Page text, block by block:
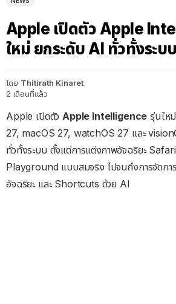
Apple เปิดตัว Apple
ใหม่ ยกระดับ AI ทั่วทั้งระ
โดย Thitirath Kinaret
2 เดือนที่แล้ว
Apple เปิดตัวApple Intelligence รุ่นให
27, macOS 27, watchOS 27 และ
ทั่วทั้งระบบ ตั้งแต่การแต่งภาพอัจฉริยะ
Playground แบบสมจริง ไปจนถึงการจัดก
อัจฉริยะ และ Shortcuts ด้วย AI